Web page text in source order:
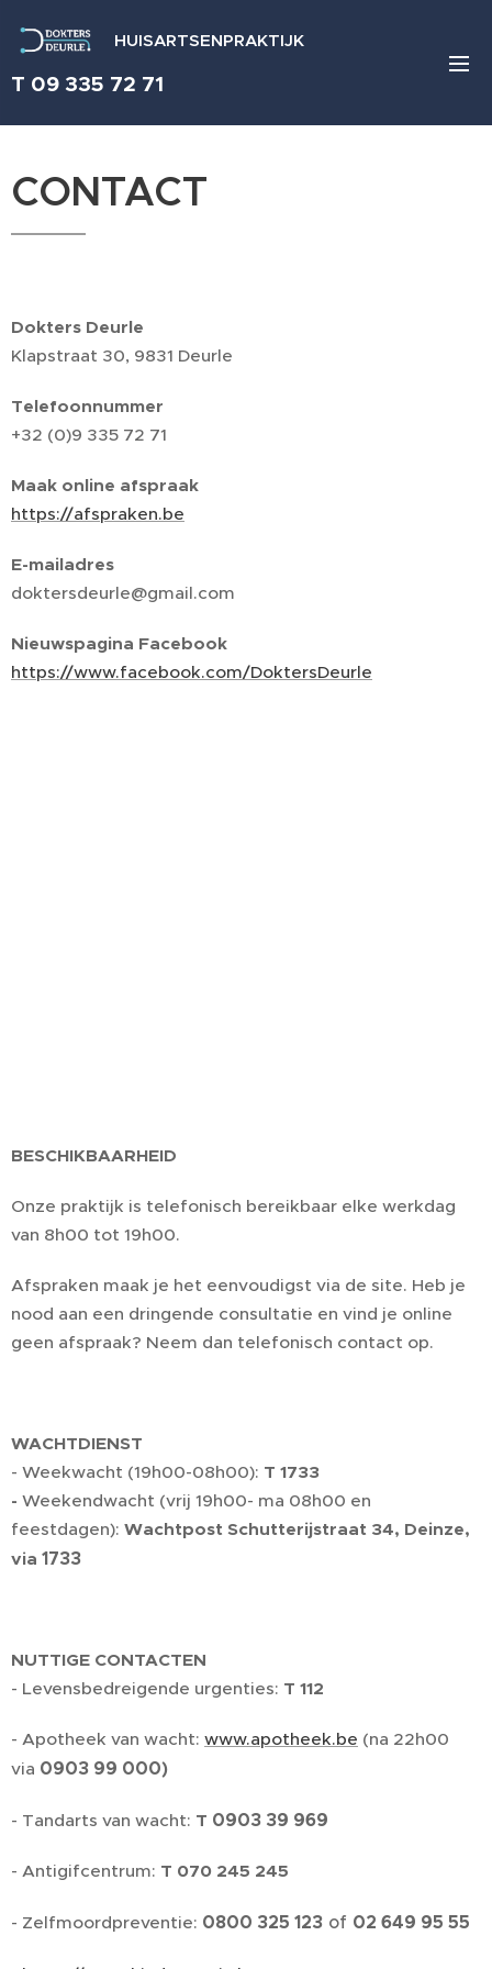
HUISARTSENPRAKTIJK
T 09 335 72 71
CONTACT
Dokters Deurle
Klapstraat 30, 9831 Deurle
Telefoonnummer
+32 (0)9 335 72 71
Maak online afspraak
https://afspraken.be
E-mailadres
doktersdeurle@gmail.com
Nieuwspagina Facebook
https://www.facebook.com/DoktersDeurle
BESCHIKBAARHEID
Onze praktijk is telefonisch bereikbaar elke werkdag
van 8h00 tot 19h00.
Afspraken maak je het eenvoudigst via de site. Heb je
nood aan een dringende consultatie en vind je online
geen afspraak? Neem dan telefonisch contact op.
WACHTDIENST
- Weekwacht (19h00-08h00): T 1733
- Weekendwacht (vrij 19h00- ma 08h00 en
feestdagen): Wachtpost Schutterijstraat 34, Deinze,
via 1733
NUTTIGE CONTACTEN
- Levensbedreigende urgenties: T 112
- Apotheek van wacht: www.apotheek.be (na 22h00
via 0903 99 000)
- Tandarts van wacht: T 0903 39 969
- Antigifcentrum: T 070 245 245
- Zelfmoordpreventie: 0800 325 123 of 02 649 95 55